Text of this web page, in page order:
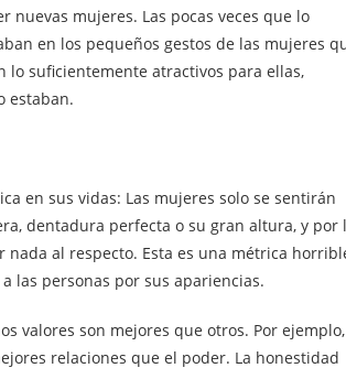
nuevas mujeres. Las pocas veces que lo
en los pequeños gestos de las mujeres
lo suficientemente atractivos para ellas,
estaban.
en sus vidas: Las mujeres solo se sentirán
dentadura perfecta o su gran altura, y por
nada al respecto. Esta es una métrica
las personas por sus apariencias.
valores son mejores que otros. Por ejemplo,
relaciones que el poder. La honestidad